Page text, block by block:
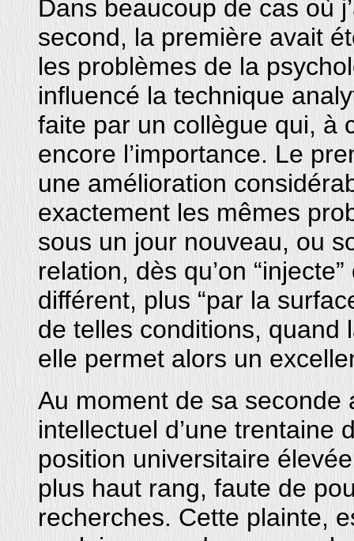
Dans beaucoup de cas où
second, la première avait
les problèmes de la
influencé la technique
faite par un collègue qui, à
encore l’importance. Le
une amélioration
exactement les mêmes
sous un jour nouveau, ou
relation, dès qu’on
différent, plus “par la
de telles conditions, quand
elle permet alors un
Au moment de sa seconde
intellectuel d’une trentaine
position universitaire
plus haut rang, faute de
recherches. Cette plainte,